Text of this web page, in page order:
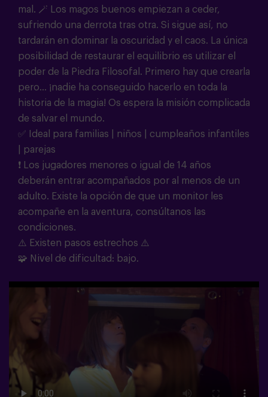
mal. 🪄
Los magos buenos empiezan a ceder,
sufriendo una derrota tras otra. Si sigue así, no
tardarán en dominar la oscuridad y el caos. La única
posibilidad de restaurar el equilibrio es utilizar el
poder de la Piedra Filosofal. Primero hay que crearla
pero... ¡nadie ha conseguido hacerlo en toda la
historia de la magia! Os espera la misión complicada
de salvar el mundo.
✅ Ideal para familias | niños | cumpleaños infantiles
| parejas
❗ Los jugadores menores o igual de 14 años
deberán entrar acompañados por al menos de un
adulto. Existe la opción de que un monitor les
acompañe en la aventura, consúltanos las
condiciones.
⚠️ Existen pasos estrechos ⚠️
🧩 Nivel de dificultad: bajo.